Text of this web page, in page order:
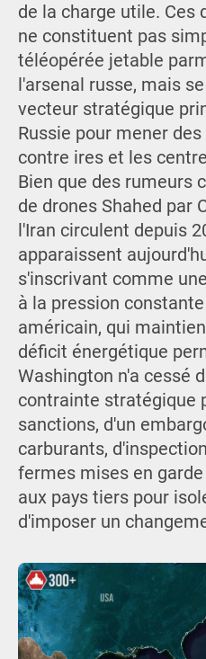
de la charge utile. Ces
ne constituent pas
téléopérée jetable
l'arsenal russe, mais
vecteur stratégique
Russie pour mener
contre ires et les
Bien que des rumeurs
de drones Shahed par
l'Iran circulent depuis
apparaissent
s'inscrivant comme
à la pression
américain, qui
déficit énergétique
Washington n'a cessé
contrainte stratégique
sanctions, d'un
carburants,
fermes mises en
aux pays tiers pour
d'imposer un